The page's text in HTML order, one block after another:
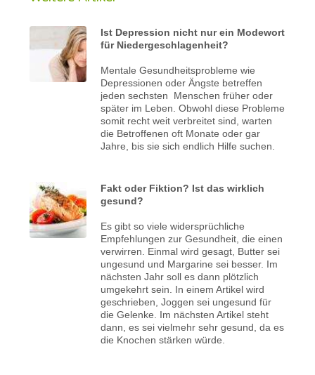
Ist Depression nicht nur ein Modewort
für Niedergeschlagenheit?
Mentale Gesundheitsprobleme wie
Depressionen oder Ängste betreffen
jeden sechsten Menschen früher oder
später im Leben. Obwohl diese Probleme
somit recht weit verbreitet sind, warten
die Betroffenen oft Monate oder gar
Jahre, bis sie sich endlich Hilfe suchen.
Fakt oder Fiktion? Ist das wirklich
gesund?
Es gibt so viele widersprüchliche
Empfehlungen zur Gesundheit, die einen
verwirren. Einmal wird gesagt, Butter sei
ungesund und Margarine sei besser. Im
nächsten Jahr soll es dann plötzlich
umgekehrt sein. In einem Artikel wird
geschrieben, Joggen sei ungesund für
die Gelenke. Im nächsten Artikel steht
dann, es sei vielmehr sehr gesund, da es
die Knochen stärken würde.